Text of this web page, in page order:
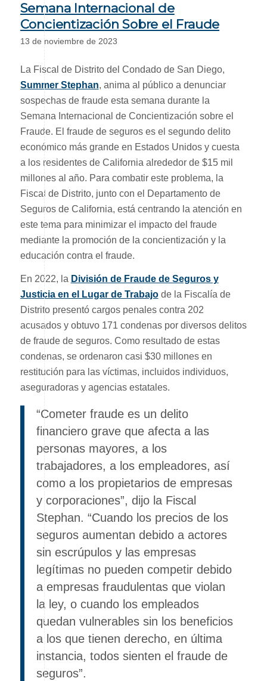
Semana Internacional de
Concientización Sobre el Fraude
13 de noviembre de 2023
La Fiscal de Distrito del Condado de San Diego,
Summer Stephan, anima al público a denunciar
sospechas de fraude esta semana durante la
Semana Internacional de Concientización sobre el
Fraude. El fraude de seguros es el segundo delito
económico más grande en Estados Unidos y cuesta
a los residentes de California alrededor de $15 mil
millones al año. Para combatir este problema, la
Fiscal de Distrito, junto con el Departamento de
Seguros de California, está centrando la atención en
este tema para minimizar el impacto del fraude
mediante la promoción de la concientización y la
educación contra el fraude.
En 2022, la División de Fraude de Seguros y
Justicia en el Lugar de Trabajode la Fiscalía de
Distrito presentó cargos penales contra 202
acusados y obtuvo 171 condenas por diversos delitos
de fraude de seguros. Como resultado de estas
condenas, se ordenaron casi $30 millones en
restitución para las víctimas, incluidos individuos,
aseguradoras y agencias estatales.
“Cometer fraude es un delito
financiero grave que afecta a las
personas mayores, a los
trabajadores, a los empleadores, así
como a los propietarios de empresas
y corporaciones”, dijo la Fiscal
Stephan. “Cuando los precios de los
seguros aumentan debido a actores
sin escrúpulos y las empresas
legítimas no pueden competir debido
a empresas fraudulentas que violan
la ley, o cuando los empleados
quedan vulnerables sin los beneficios
a los que tienen derecho, en última
instancia, todos sienten el fraude de
seguros”.